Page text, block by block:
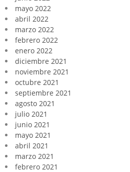
mayo 2022
abril 2022
marzo 2022
febrero 2022
enero 2022
diciembre 2021
noviembre 2021
octubre 2021
septiembre 2021
agosto 2021
julio 2021
junio 2021
mayo 2021
abril 2021
marzo 2021
febrero 2021